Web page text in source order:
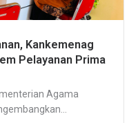
Kankemenag
Pelayanan Prima
Agama